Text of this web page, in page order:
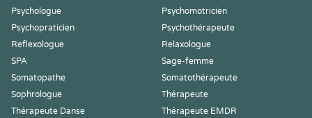
Psychologue
Psychomotricien
Psychopraticien
Psychothérapeute
Reflexologue
Relaxologue
SPA
Sage-femme
Somatopathe
Somatothérapeute
Sophrologue
Thérapeute
Thérapeute Danse
Thérapeute EMDR